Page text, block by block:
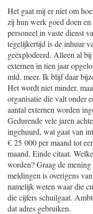
Het gaat mij er niet om
zij hun werk goed doen
personeel in vaste dienst
tegelijkertijd is de inhuur
geëxplodeerd. Alleen al
externen in tien jaar
mld. meer. Ik blijf daar
Het wordt niet minder,
organisatie die valt onder
aantal externen worden
Gedurende vele jaren
ingehuurd, wat gaat van
€ 25 000 per maand tot
maand. Einde citaat.
worden? Graag de
meldingen is overigens
namelijk weten waar die
die cijfers schuilgaat.
dat adres gebruiken.